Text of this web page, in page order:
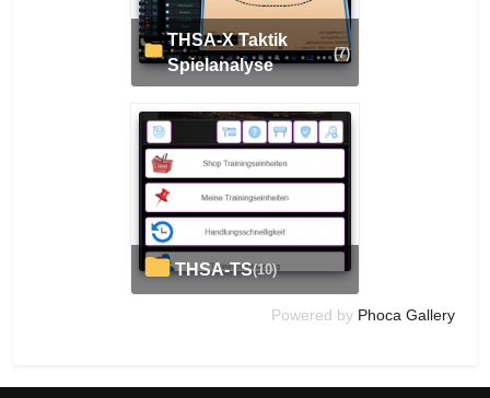
THSA-X Taktik
Spielanalyse
(7)
THSA-TS(10)
Powered by Phoca Gallery